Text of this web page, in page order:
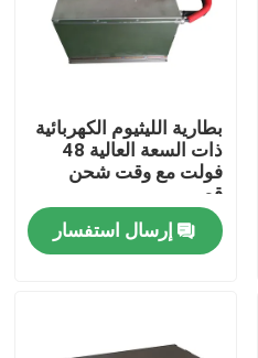
بطارية الليثيوم الكهربائية
ذات السعة العالية 48
فولت مع وقت شحن
قصير
إرسال استفسار